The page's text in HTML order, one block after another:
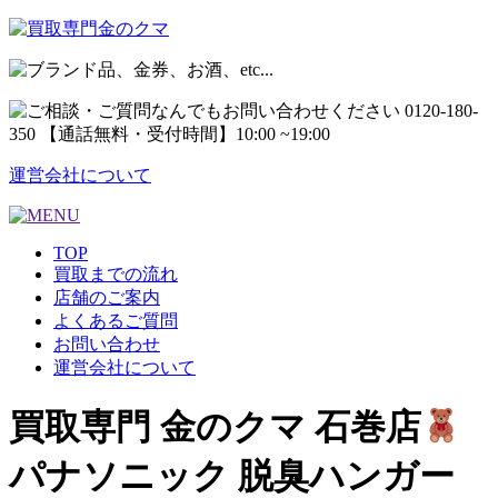
運営会社について
TOP
買取までの流れ
店舗のご案内
よくあるご質問
お問い合わせ
運営会社について
買取専門 金のクマ 石巻店
パナソニック 脱臭ハンガー